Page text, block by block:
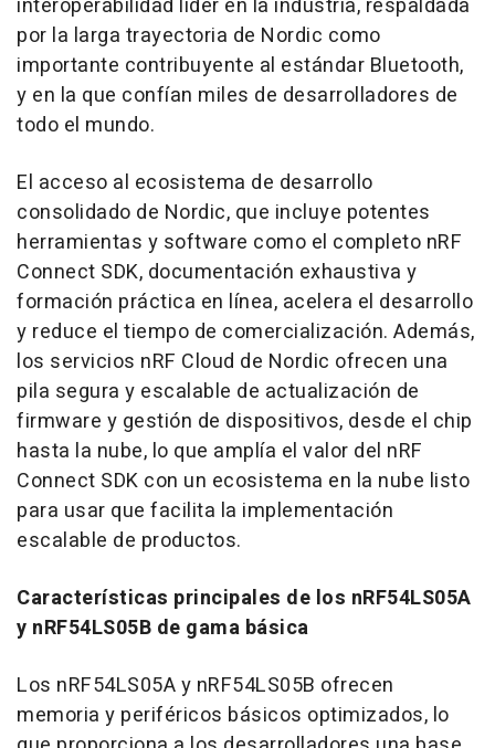
interoperabilidad líder en la industria, respaldada
por la larga trayectoria de Nordic como
importante contribuyente al estándar Bluetooth,
y en la que confían miles de desarrolladores de
todo el mundo.
El acceso al ecosistema de desarrollo
consolidado de Nordic, que incluye potentes
herramientas y software como el completo nRF
Connect SDK, documentación exhaustiva y
formación práctica en línea, acelera el desarrollo
y reduce el tiempo de comercialización. Además,
los servicios nRF Cloud de Nordic ofrecen una
pila segura y escalable de actualización de
firmware y gestión de dispositivos, desde el chip
hasta la nube, lo que amplía el valor del nRF
Connect SDK con un ecosistema en la nube listo
para usar que facilita la implementación
escalable de productos.
Características principales de los nRF54LS05A
y nRF54LS05B de gama básica
Los nRF54LS05A y nRF54LS05B ofrecen
memoria y periféricos básicos optimizados, lo